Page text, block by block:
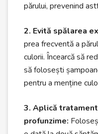
părului, prevenind
2. Evită spălarea
prea frecventă a
culorii. Încearcă să
să folosești
pentru a menține
3. Aplică
profunzime: